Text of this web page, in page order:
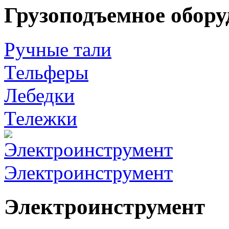
Грузоподъемное
Ручные тали
Тельферы
Лебедки
Тележки
Электроинструмент
Электроинструмент